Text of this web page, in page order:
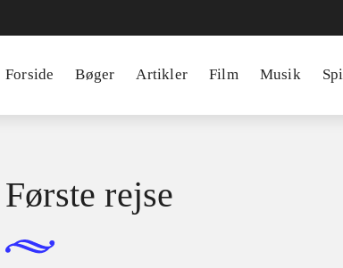
Forside Bøger Artikler Film Musik
Første rejse